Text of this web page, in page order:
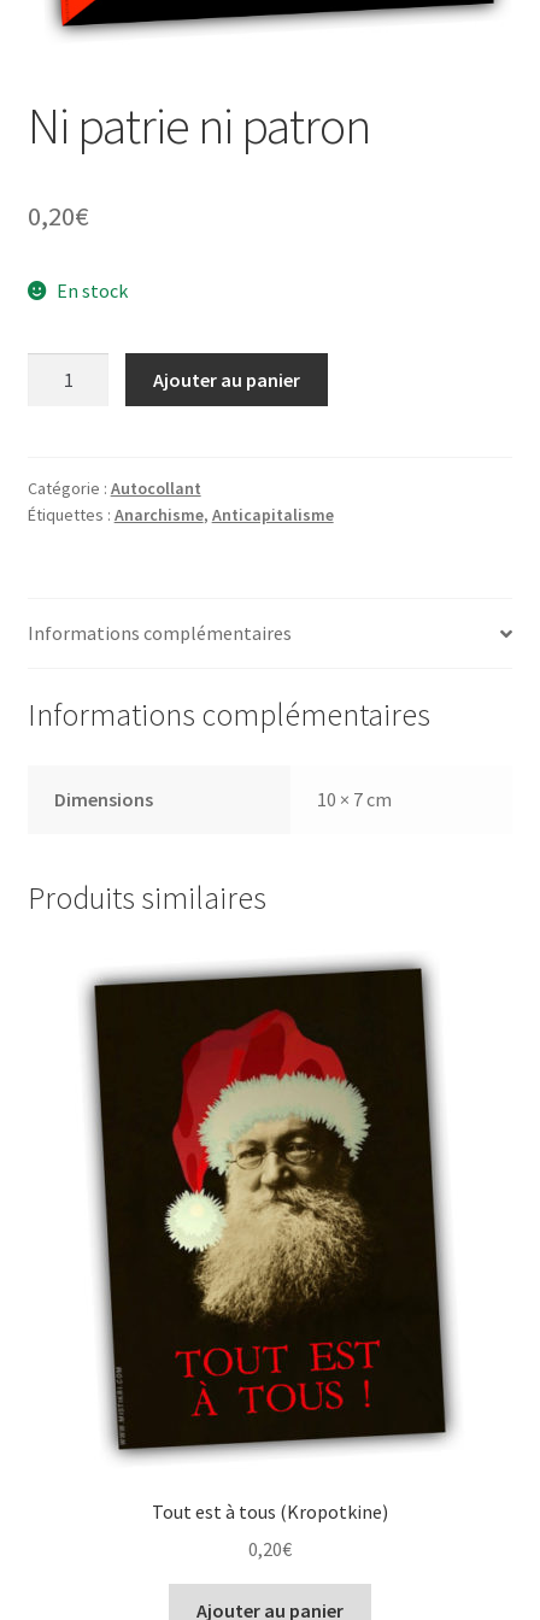
À propos
Ni patrie ni patron
0,20€
En stock
ni
patron
Ajouter au panier
Catégorie : Autocollant
Étiquettes : Anarchisme, Anticapitalisme
Informations complémentaires
Informations complémentaires
Dimensions 10 × 7 cm
Produits similaires
Tout est à tous (Kropotkine)
0,20€
Ajouter au panier